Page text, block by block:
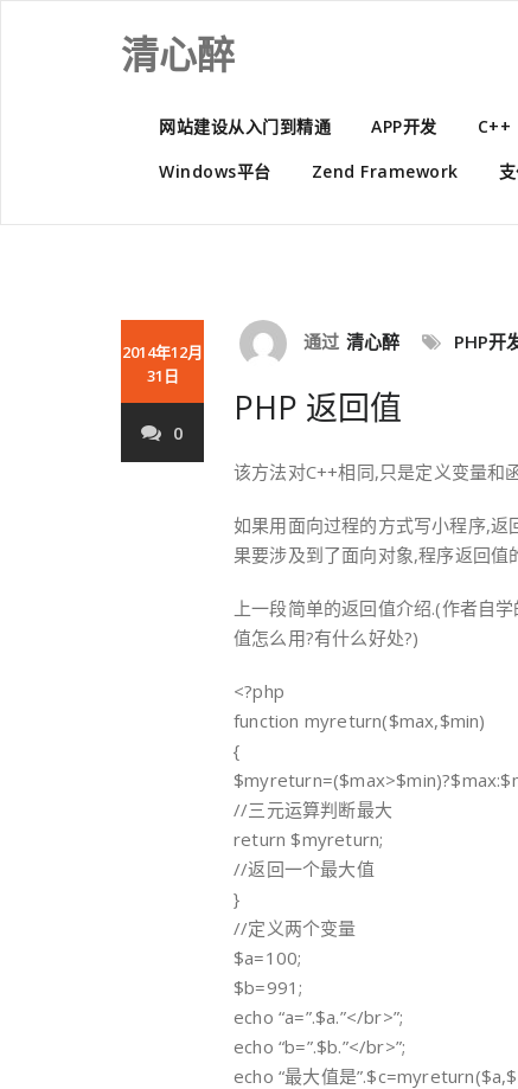
清心醉
网站建设从入门到精通 APP开发 C++
Windows平台
Zend Framework
2014年12月
31日
0
通过 清心醉 PHP开
PHP 返回值
该方法对C++相同,只是定义变量和
如果用面向过程的方式写小程序,返
果要涉及到了面向对象,程序返回值
上一段简单的返回值介绍.(作者自
值怎么用?有什么好处?)
<?php
function myreturn($max,$min)
{
//三元运算判断最大
return $myreturn;
//返回一个最大值
}
//定义两个变量
$a=100;
$b=991;
echo “a=”.$a.”</br>”;
echo “b=”.$b.”</br>”;
echo “最大值是